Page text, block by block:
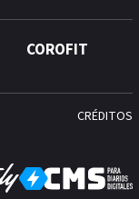
COROFIT
CRÉDITOS